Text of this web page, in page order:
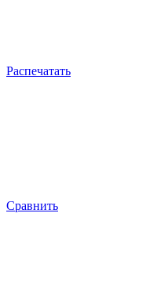
Распечатать
Сравнить